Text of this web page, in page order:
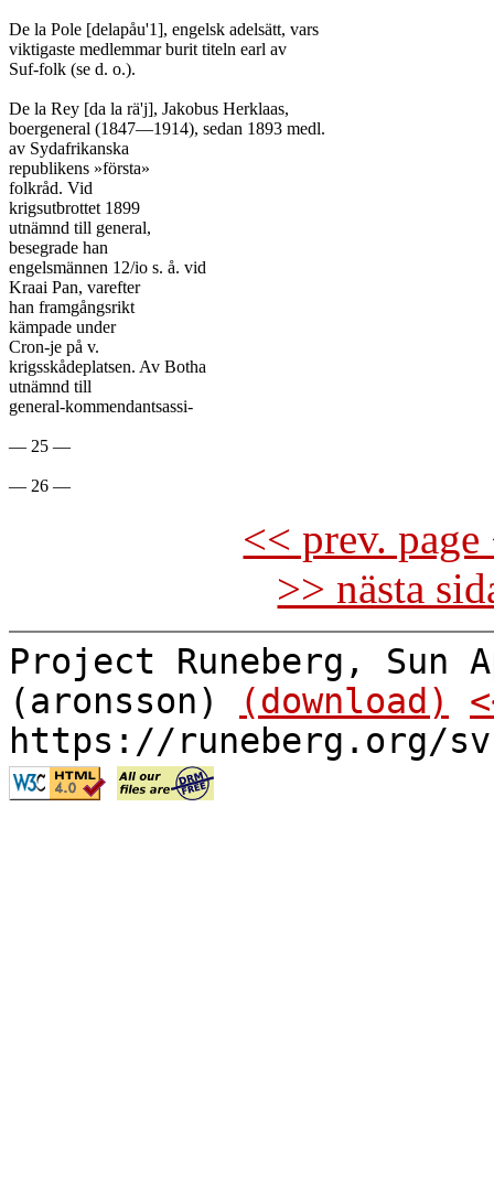
De la Pole [delapåu'1], engelsk adelsätt, vars
viktigaste medlemmar burit titeln earl av
Suf-folk (se d. o.).
De la Rey [da la rä'j], Jakobus Herklaas,
boergeneral (1847—1914), sedan 1893 medl.
av Sydafrikanska
republikens »första»
folkråd. Vid
krigsutbrottet 1899
utnämnd till general,
besegrade han
engelsmännen 12/io s. å. vid
Kraai Pan, varefter
han framgångsrikt
kämpade under
Cron-je på v.
krigsskådeplatsen. Av Botha
utnämnd till
general-kommendantsassi-
— 25 —
<< prev.
>> nästa
Project Runeberg, Sun
(aronsson)
(download)
https://runeberg.org/